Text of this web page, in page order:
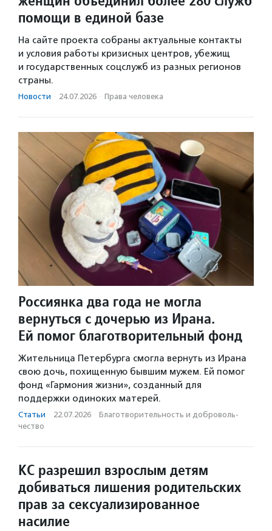
помощи в единой базе
На сайте проекта собраны актуальные контакты
и условия работы кризисных центров, убежищ
и государственных соцслужб из разных регионов
страны.
Новости · 24.07.2026 · Права человека
Россиянка два года не могла
вернуться с дочерью из Ирана.
Ей помог благотворительный фонд
Жительница Петербурга смогла вернуть из Ирана
свою дочь, похищенную бывшим мужем. Ей помог
фонд «Гармония жизни», созданный для
поддержки одиноких матерей.
Статьи · 22.07.2026 · Благотвори­тель­ность и доброволь­
чест­во
КС разрешил взрослым детям
добиваться лишения родительских
прав за сексуализированное
насилие